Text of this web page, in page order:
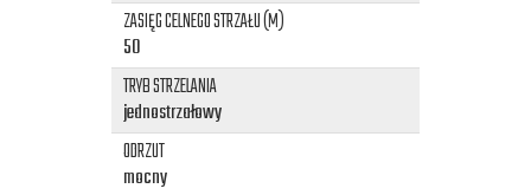
ZASIĘG CELNEGO STRZAŁU (M)
50
TRYB STRZELANIA
jednostrzałowy
ODRZUT
mocny